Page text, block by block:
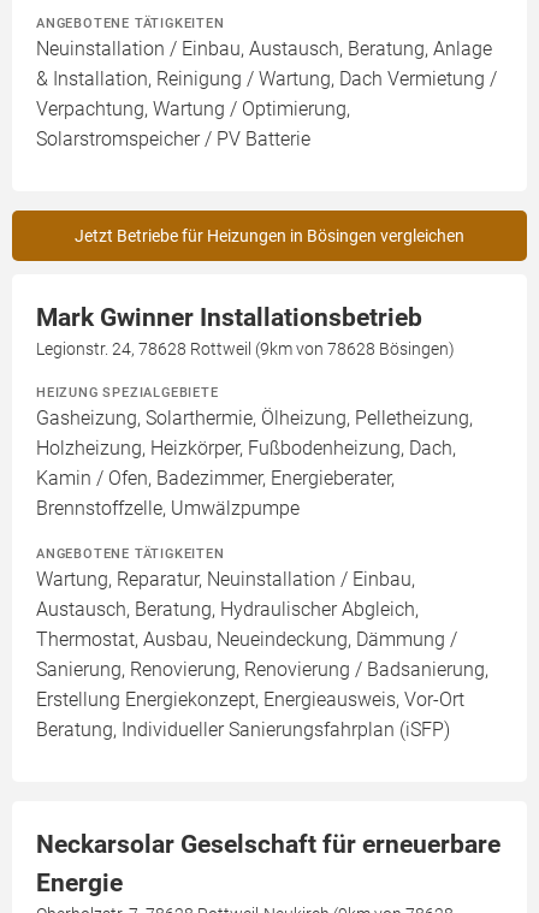
ANGEBOTENE TÄTIGKEITEN
Neuinstallation / Einbau, Austausch, Beratung, Anlage
& Installation, Reinigung / Wartung, Dach Vermietung /
Verpachtung, Wartung / Optimierung,
Solarstromspeicher / PV Batterie
Jetzt Betriebe für Heizungen in Bösingen vergleichen
Mark Gwinner Installationsbetrieb
Legionstr. 24, 78628 Rottweil (9km von 78628 Bösingen)
HEIZUNG SPEZIALGEBIETE
Gasheizung, Solarthermie, Ölheizung, Pelletheizung,
Holzheizung, Heizkörper, Fußbodenheizung, Dach,
Kamin / Ofen, Badezimmer, Energieberater,
Brennstoffzelle, Umwälzpumpe
ANGEBOTENE TÄTIGKEITEN
Wartung, Reparatur, Neuinstallation / Einbau,
Austausch, Beratung, Hydraulischer Abgleich,
Thermostat, Ausbau, Neueindeckung, Dämmung /
Sanierung, Renovierung, Renovierung / Badsanierung,
Erstellung Energiekonzept, Energieausweis, Vor-Ort
Beratung, Individueller Sanierungsfahrplan (iSFP)
Neckarsolar Geselschaft für erneuerbare
Energie